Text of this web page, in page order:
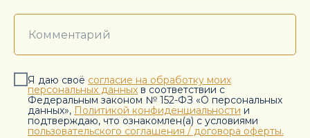
Я даю своё согласие на обработку моих
персональных данных в соответствии с
Федеральным законом № 152-ФЗ «О персональных
данных», Политикой конфиденциальности и
подтверждаю, что ознакомлен(а) с условиями
пользовательского соглашения / договора оферты.